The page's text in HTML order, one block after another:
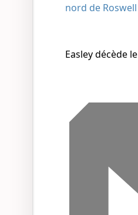
nord de Roswell
Easley décède le